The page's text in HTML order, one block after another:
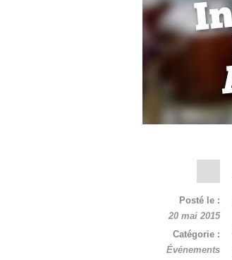
Posté le :
20 mai 2015
Catégorie :
Événements